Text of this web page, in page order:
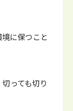
に保つこと
っても切り